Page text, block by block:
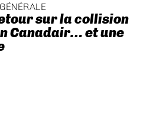
sur la collision
Canadair… et une